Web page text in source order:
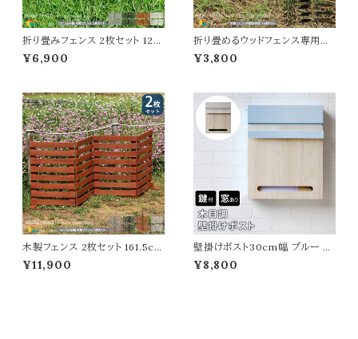
折り畳みフェンス 2枚セット 121.
5cm幅 ボーダーフェンス ライト
ブラウン ホワイト ダークグリーン
cm 奥行1.6cm 高さ44cm おす
すめ おしゃれ 北欧 モダン スタ
イリッシュ 天然木 フェンス 花壇
のフェンス
¥6,900
折り畳めるウッドフェンス専用固
定金具 16個セット 専用固定金
具 ウッドフェンス用金具 ペグ フ
め おしゃれ スチール製 L字金具
幅2cm 奥行3cm 高さ8cm 木
製フェンス固定金具 折り畳みフ
ェンス用固定金具 ガーデニング
¥3,800
木製フェンス 2枚セット 161.5cm
幅 ボーダーフェンス ライトブラウ
ン ホワイト ダークグリーン グレー
¥11,900
壁掛けポスト30cm幅 ブルー グ
レージュ 玄関ポスト 郵便ポスト
木目調 鍵付きポスト スリット窓
¥8,800